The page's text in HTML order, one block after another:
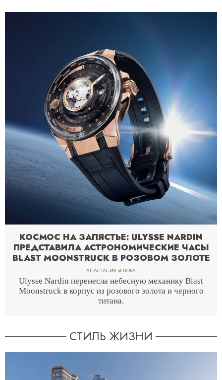
КОСМОС НА ЗАПЯСТЬЕ: ULYSSE NARDIN
ПРЕДСТАВИЛА АСТРОНОМИЧЕСКИЕ ЧАСЫ
BLAST MOONSTRUCK В РОЗОВОМ ЗОЛОТЕ
АНАСТАСИЯ БЕЛОВА
Ulysse Nardin перенесла небесную механику Blast
Moonstruck в корпус из розового золота и черного
титана.
СТИЛЬ ЖИЗНИ